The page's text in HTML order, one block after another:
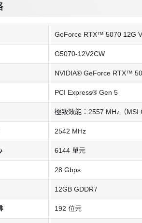
GeForce RTX™ 5070 12G
G5070-12V2CW
NVIDIA® GeForce RTX™
PCI Express® Gen 5
極致效能：2557 MHz（MSI
2542 MHz
6144 單元
28 Gbps
12GB GDDR7
192 位元